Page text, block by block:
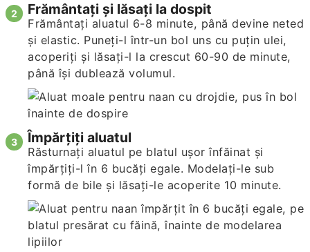
Frământați și lăsați la dospit
Frământați aluatul 6-8 minute, până devine neted
și elastic. Puneți-l într-un bol uns cu puțin ulei,
acoperiți și lăsați-l la crescut 60-90 de minute,
până își dublează volumul.
Împărțiți aluatul
Răsturnați aluatul pe blatul ușor înfăinat și
împărțiți-l în 6 bucăți egale. Modelați-le sub
formă de bile și lăsați-le acoperite 10 minute.